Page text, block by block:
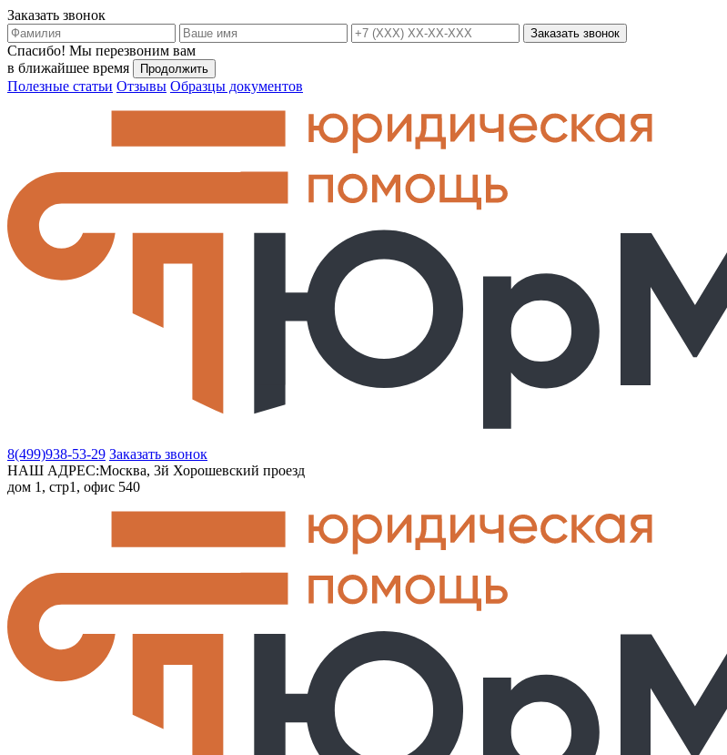
Заказать звонок
Заказать звонок
Спасибо! Мы перезвоним вам
в ближайшее время
Продолжить
Полезные статьи Отзывы Образцы документов
8(499)938-53-29 Заказать звонок
НАШ АДРЕС:Москва, 3й Хорошевский проезд
дом 1, стр1, офис 540